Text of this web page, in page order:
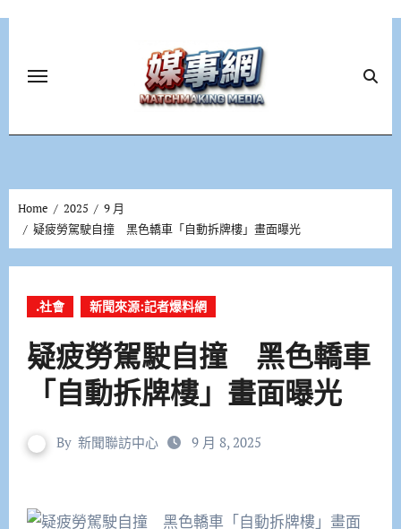
Home 2025
9 月
疑疲勞駕駛自撞 黑色轎車「自動拆牌樓」畫面曝光
.社會 新聞來源:記者爆料網
疑疲勞駕駛自撞 黑色轎車
「自動拆牌樓」畫面曝光
By 新聞聯訪中心 9 月 8, 2025